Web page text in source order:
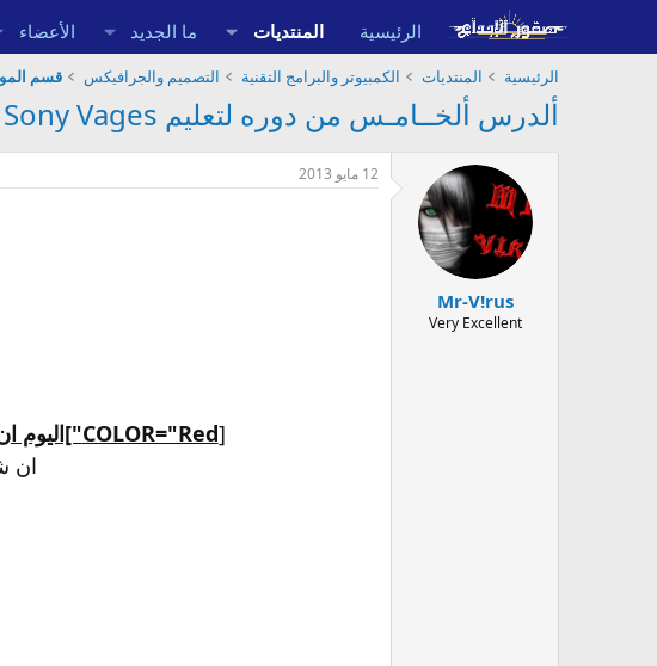
الرئيسية المنتديات ما الجديد الأعضاء
الرئيسية المنتديات الكمبيوتر والبرامج التقنية التصميم والجرافيكس قسم
ألدرس ألخــامـس من دوره لتعليم Sony Vages من ( 0 - حتى ألإحترأف )
Mr-V!rus
Very Excellent
12 مايو 2013
[COLOR="Red"]اليوم ان شاء الله الدرس ألخ ــامس من دوره احتراف السوني فيقس
ان